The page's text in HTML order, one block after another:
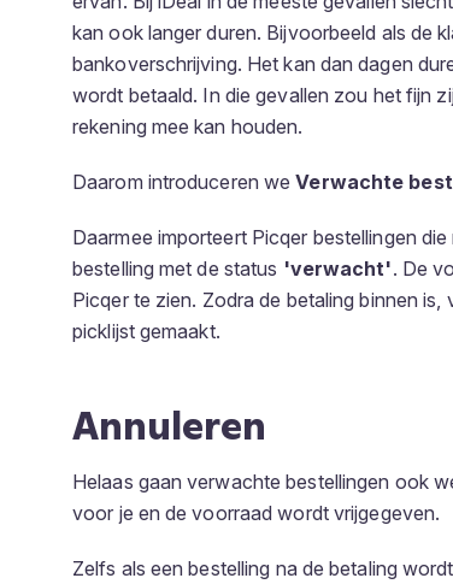
kan ook langer duren. Bijvoorbeeld als de
bankoverschrijving. Het kan dan dagen
wordt betaald. In die gevallen zou het fijn
rekening mee kan houden.
Daarom introduceren weVerwachte
Daarmee importeert Picqer bestellingen
bestelling met de status 'verwacht'. De
Picqer te zien. Zodra de betaling binnen
picklijst gemaakt.
Annuleren
Helaas gaan verwachte bestellingen ook
voor je en de voorraad wordt vrijgegeven.
Zelfs als een bestelling na de betaling